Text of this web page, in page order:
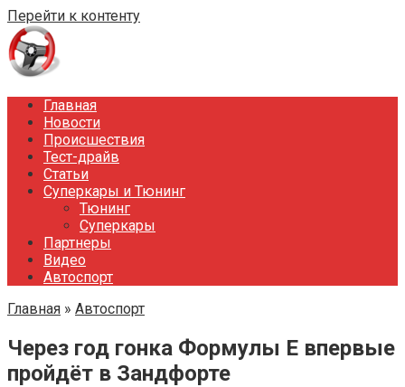
Перейти к контенту
Главная
Новости
Происшествия
Тест-драйв
Статьи
Суперкары и Тюнинг
Тюнинг
Суперкары
Партнеры
Видео
Автоспорт
Главная » Автоспорт
Через год гонка Формулы E впервые
пройдёт в Зандфорте